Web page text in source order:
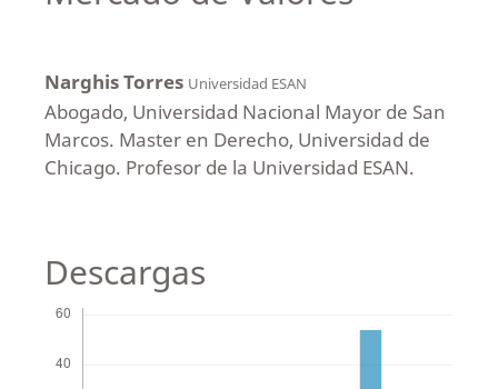
Narghis Torres Universidad ESAN
Abogado, Universidad Nacional Mayor de San
Marcos. Master en Derecho, Universidad de
Chicago. Profesor de la Universidad ESAN.
Descargas